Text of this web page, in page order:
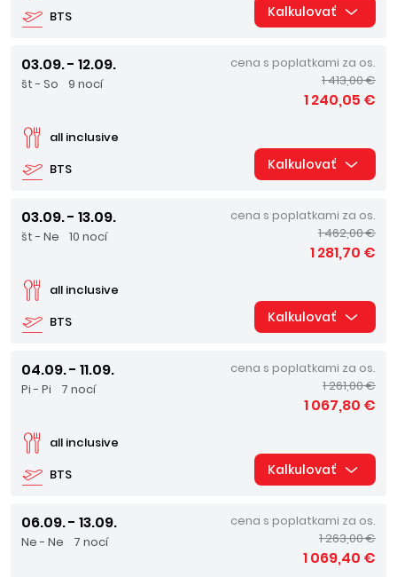
BTS Kalkulovať
03.09. - 12.09.
št - So 9 nocí
BTS
all inclusive
cena s poplatkami za os.
1 413,00 €
1 240,05 €
Kalkulovať
03.09. - 13.09.
št - Ne 10 nocí
BTS
all inclusive
cena s poplatkami za os.
1 462,00 €
1 281,70 €
Kalkulovať
04.09. - 11.09.
Pi - Pi 7 nocí
BTS
all inclusive
cena s poplatkami za os.
1 261,00 €
1 067,80 €
Kalkulovať
06.09. - 13.09.
Ne - Ne 7 nocí
cena s poplatkami za os.
1 263,00 €
1 069,40 €